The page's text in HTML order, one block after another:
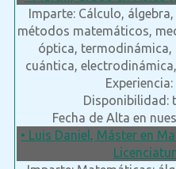
Imparte: Cálculo,
métodos matemáticos,
óptica,
cuántica,
Disponibilidad:
Fecha de Alta en
• Luis Daniel, Máster en